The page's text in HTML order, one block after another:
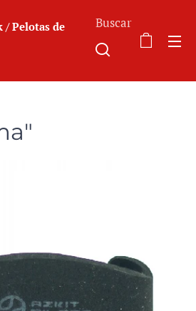
/ Pelotas de
Buscar